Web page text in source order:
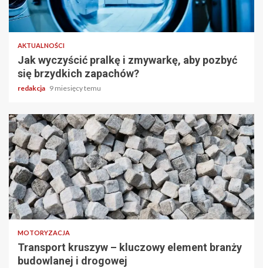
3 min odczytu
AKTUALNOŚCI
Jak wyczyścić pralkę i zmywarkę, aby pozbyć
się brzydkich zapachów?
redakcja 9 miesięcy temu
3 min odczytu
MOTORYZACJA
Transport kruszyw – kluczowy element branży
budowlanej i drogowej